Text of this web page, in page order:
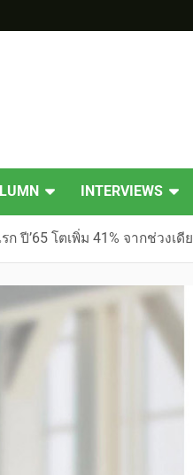
INTERVIEWS
ก ปี’65 โตเพิ่ม 41% จากช่วง